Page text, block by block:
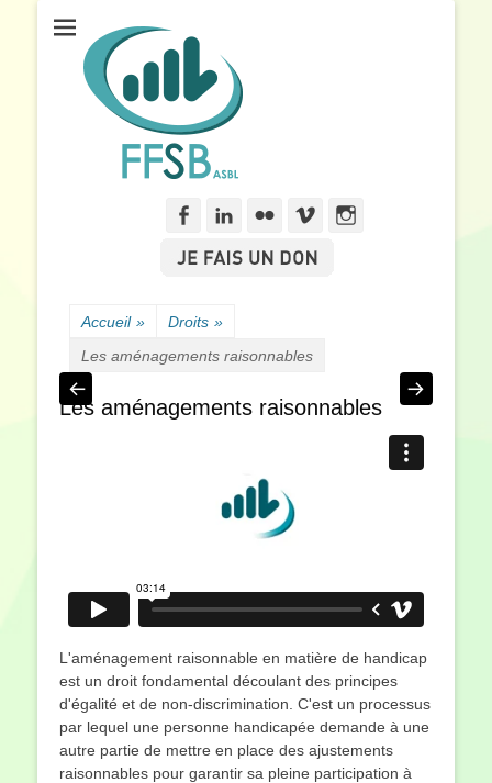
Fédération Francophone des Sourds de Belgique
FacebookLinkedln
Flickr Vimeo
Accueil » Droits »
Les aménagements raisonnables
Les aménagements raisonnables
L'aménagement raisonnable en matière de handicap
est un droit fondamental découlant des principes
d'égalité et de non-discrimination. C'est un processus
par lequel une personne handicapée demande à une
autre partie de mettre en place des ajustements
raisonnables pour garantir sa pleine participation à